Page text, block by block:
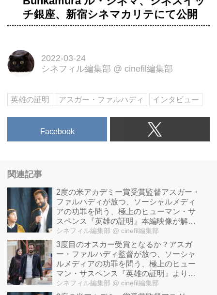
チ銀座、新宿シネマカリテにて公開
2022-03-24
シネフィル編集部 @ cinefil編集部
英雄の証明 アスガー・ファルハディ インタビュー
Facebook
関連記事
2度の米アカデミー賞受賞監督アスガー・
ファルハディが放つ、ソーシャルメディ
アの功罪を問う、極上のヒューマン・サ
スペンス『英雄の証明』本編映像が解
禁！
シネフィル編集部 @ cinefil編集部
3度目のオスカー受賞となるか？アスガ
ー・ファルハディ監督が放つ、ソーシャ
ルメディアの功罪を問う、極上のヒュー
マン・サスペンス『英雄の証明』より場
面写真が一挙解禁！
シネフィル編集部 @ cinefil編集部